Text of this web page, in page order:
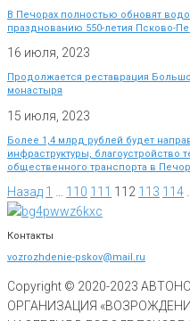
В Печорах полностью обновят
празднованию 550-летия Псково-
16 июля, 2023
Продолжается реставрация
монастыря
15 июля, 2023
Более 1,4 млрд рублей будет
инфраструктуры, благоустройство
общественного транспорта в
Назад 1 110 111 112 113 114
Контакты
vozrozhdenie-pskov@mail.ru
Copyright © 2020-2023
ОРГАНИЗАЦИЯ